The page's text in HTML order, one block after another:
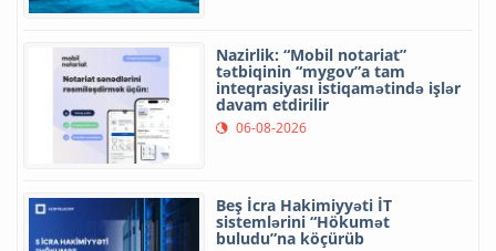
Nazirlik: “Mobil notariat”
tətbiqinin “mygov”a tam
inteqrasiyası istiqamətində işlər
davam etdirilir
06-08-2026
Beş İcra Hakimiyyəti İT
sistemlərini “Hökumət
buludu”na köçürüb